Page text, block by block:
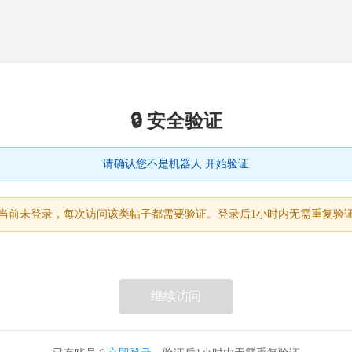
🔒 安全验证
请确认您不是机器人 开始验证
前未登录，每次访问该类帖子都需要验证。登录后1小时内无需重复验
继续访问